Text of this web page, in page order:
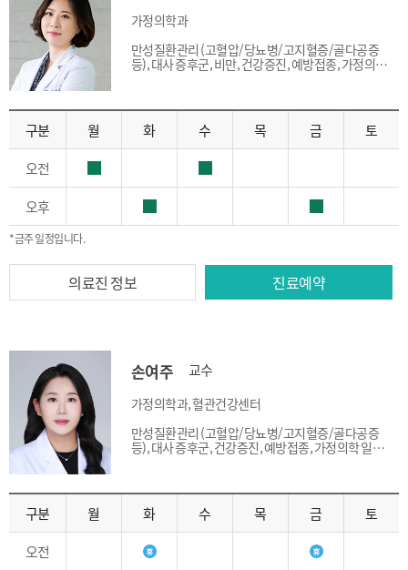
가정의학과
만성질환관리 (고혈압/당뇨병/고지혈증/골다공증
등), 대사 증후군, 비만, 건강증진, 예방접종, 가정의학
구분 월 화 수 목 금
토
오전
오후
*금주 일정입니다.
의료진 정보 진료예약
손여주 교수
가정의학과, 혈관건강센터
만성질환관리 (고혈압/당뇨병/고지혈증/골다공증
등), 대사 증후군, 건강증진, 예방접종, 가정의학 일반
구분 월 화 수 목 금
토
오전